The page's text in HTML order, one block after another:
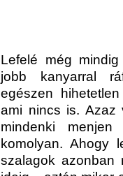
Lefelé még
jobb kanyarral
egészen
ami nincs is. Azaz
mindenki
komolyan. Ahogy
szalagok azonban